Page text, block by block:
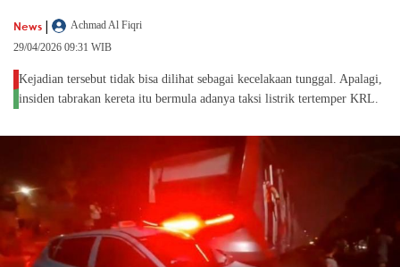
News |
Achmad Al Fiqri
29/04/2026 09:31 WIB
Kejadian tersebut tidak bisa dilihat sebagai kecelakaan tunggal. Apalagi,
insiden tabrakan kereta itu bermula adanya taksi listrik tertemper KRL.